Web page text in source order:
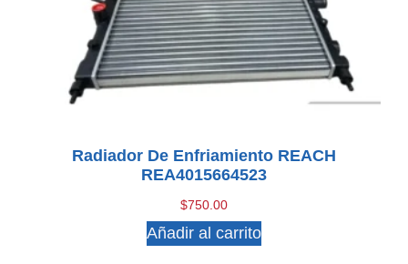
Radiador De Enfriamiento REACH
REA4015664523
$750.00
Añadir al carrito